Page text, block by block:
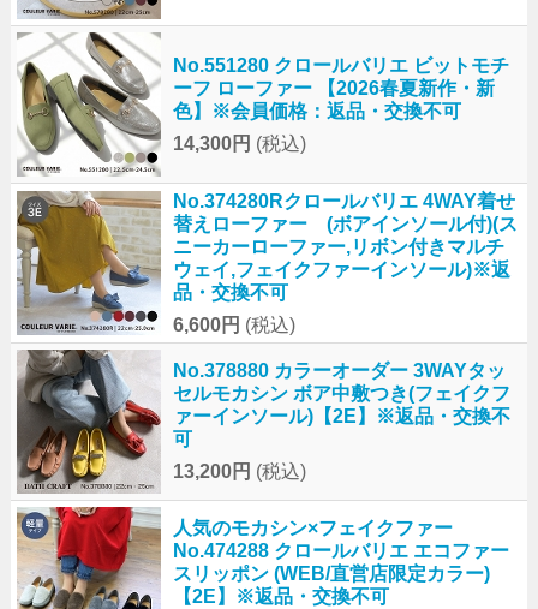
No.551280 クロールバリエ ビットモチ
ーフ ローファー 【2026春夏新作・新
色】※会員価格：返品・交換不可
14,300円 (税込)
No.374280Rクロールバリエ 4WAY着せ
替えローファー (ボアインソール付)(ス
ニーカーローファー,リボン付きマルチ
ウェイ,フェイクファーインソール)※返
品・交換不可
6,600円 (税込)
No.378880 カラーオーダー 3WAYタッ
セルモカシン ボア中敷つき(フェイクフ
ァーインソール)【2E】※返品・交換不
可
13,200円 (税込)
人気のモカシン×フェイクファー
No.474288 クロールバリエ エコファー
スリッポン (WEB/直営店限定カラー)
【2E】※返品・交換不可